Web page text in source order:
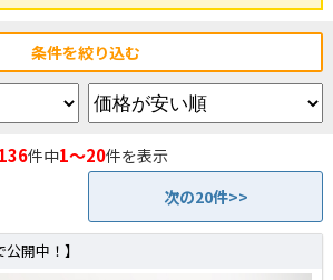
条件を絞り込む
136件中1～20件を表示
次の20件>>
公開中！】